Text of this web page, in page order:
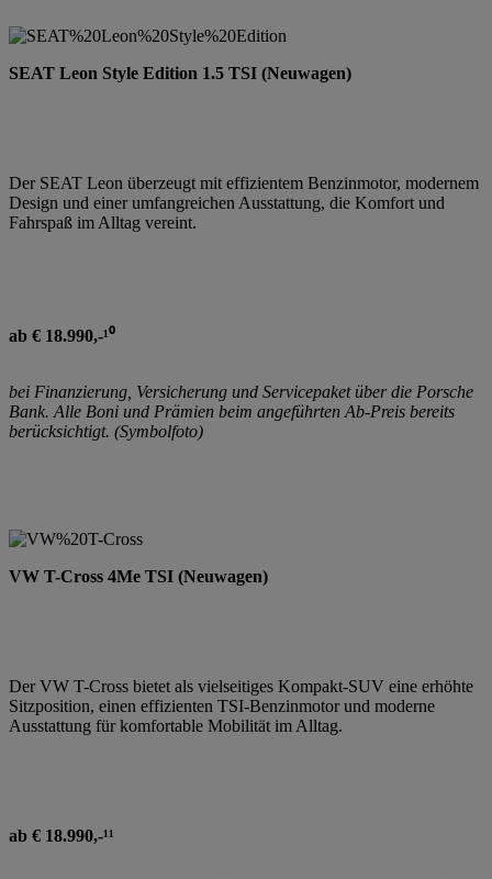
SEAT Leon Style Edition 1.5 TSI (Neuwagen)
Der SEAT Leon überzeugt mit effizientem Benzinmotor, modernem
Design und einer umfangreichen Ausstattung, die Komfort und
Fahrspaß im Alltag vereint.
ab € 18.990,-¹⁰
bei Finanzierung, Versicherung und Servicepaket über die Porsche
Bank. Alle Boni und Prämien beim angeführten Ab-Preis bereits
berücksichtigt. (Symbolfoto)
VW T-Cross 4Me TSI (Neuwagen)
Der VW T-Cross bietet als vielseitiges Kompakt-SUV eine erhöhte
Sitzposition, einen effizienten TSI-Benzinmotor und moderne
Ausstattung für komfortable Mobilität im Alltag.
ab € 18.990,-¹¹